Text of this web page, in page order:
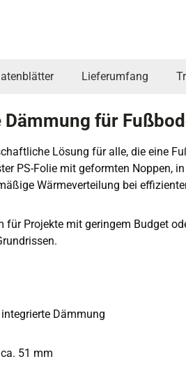
Lieferumfang
für
Lösung für alle, die eine
PS-Folie mit geformten Noppen,
Wärmeverteilung bei
für Projekte mit geringem Budget
Dämmung
51 mm